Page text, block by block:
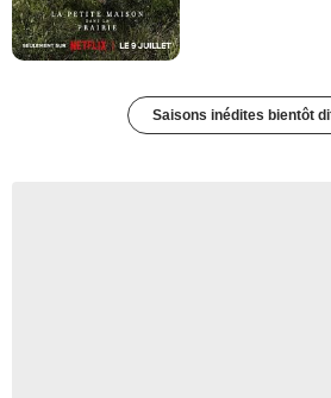
Saisons inédites bientôt